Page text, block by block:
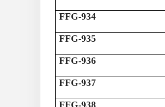
FFG-934
FFG-935
FFG-936
FFG-937
FFG-938